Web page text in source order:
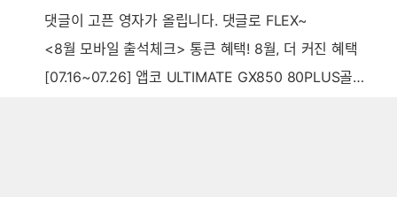
댓글이 고픈 영자가 올립니다. 댓글로 FLEX~
<8월 모바일 출석체크> 통큰 혜택! 8월, 더 커진 혜택
[07.16~07.26] 앱코 ULTIMATE GX850 80PLUS골드 풀모듈러 ATX3.0 블랙